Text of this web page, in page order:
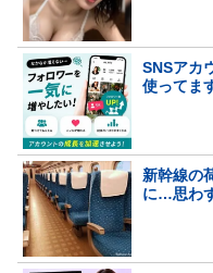
SNSアカ
使ってま
新幹線の
に…思わ